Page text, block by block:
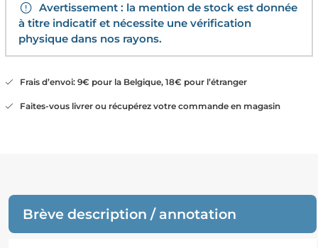
Avertissement : la mention de stock est donnée
à titre indicatif et nécessite une vérification
physique dans nos rayons.
Frais d’envoi: 9€ pour la Belgique, 18€ pour l’étranger
Faites-vous livrer ou récupérez votre commande en magasin
Brève description / annotation